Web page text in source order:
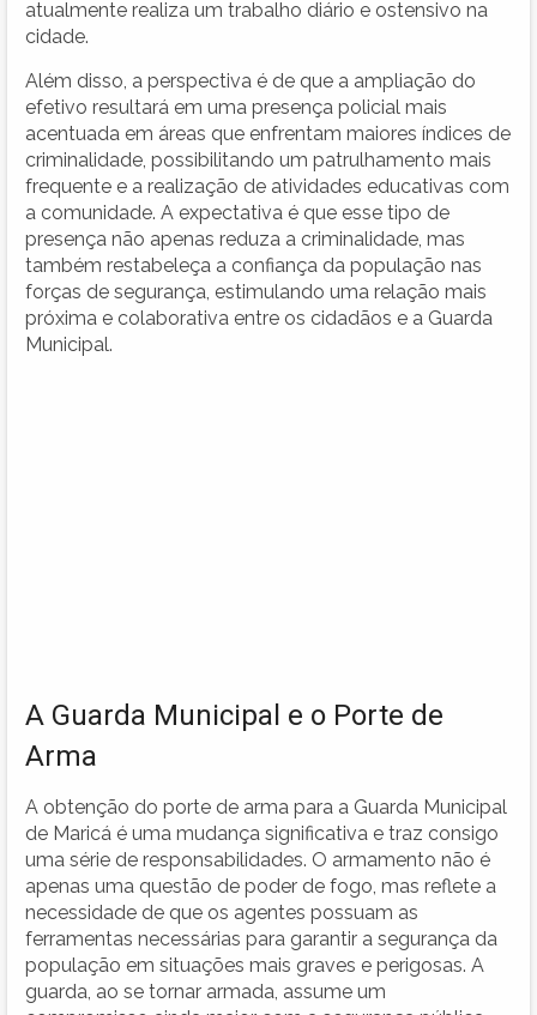
atualmente realiza um trabalho diário e ostensivo na
cidade.
Além disso, a perspectiva é de que a ampliação do
efetivo resultará em uma presença policial mais
acentuada em áreas que enfrentam maiores índices de
criminalidade, possibilitando um patrulhamento mais
frequente e a realização de atividades educativas com
a comunidade. A expectativa é que esse tipo de
presença não apenas reduza a criminalidade, mas
também restabeleça a confiança da população nas
forças de segurança, estimulando uma relação mais
próxima e colaborativa entre os cidadãos e a Guarda
Municipal.
A Guarda Municipal e o Porte de
Arma
A obtenção do porte de arma para a Guarda Municipal
de Maricá é uma mudança significativa e traz consigo
uma série de responsabilidades. O armamento não é
apenas uma questão de poder de fogo, mas reflete a
necessidade de que os agentes possuam as
ferramentas necessárias para garantir a segurança da
população em situações mais graves e perigosas. A
guarda, ao se tornar armada, assume um